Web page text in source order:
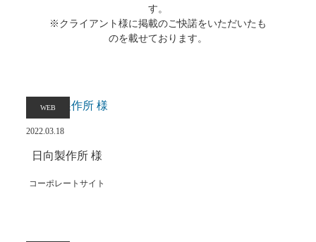
す。
※クライアント様に掲載のご快諾をいただいたも
のを載せております。
WEB
2022.03.18
日向製作所 様
コーポレートサイト